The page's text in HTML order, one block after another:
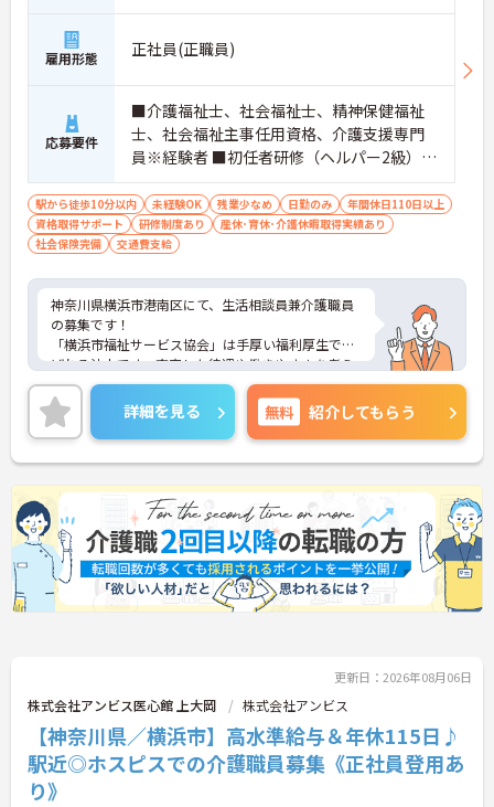
雇用形態 正社員(正職員)
応募要件
■介護福祉士、社会福祉士、精神保健福祉
士、社会福祉主事任用資格、介護支援専門
員※経験者 ■初任者研修（ヘルパー2級）お
よび実務者研修（ヘルパー1級）※介護保険
施設または通所系サービス事業所において
常勤で2年以上（勤務日数360日以上）
駅から徒歩10分以内 未経験OK 残業少なめ 日勤のみ
年間休日110日以上
資格取得サポート
研修制度あり
産休･育休･介護休暇取得実績あり
社会保険完備
交通費支給
神奈川県横浜市港南区にて、生活相談員兼介護職員
の募集です！
「横浜市福祉サービス協会」は手厚い福利厚生で選
ばれる法人です。充実した待遇や働きやすさを考え
た環境があり、定着率も高く、勤続年数10年以上の
社員が多数活躍しています。リフレッシュ休暇や1時
間単位の有給も職員がお互いに協力しあってこの制
度を活用しています。働きやすい環境を皆で作ろう
という文化がございます。
年間休日120日なのでお休みも多めに加え、残業少
なめなので、プライベートの時間もしっかり確保で
きます◎ご興味ある方には、面接対策ポイントな
ど、さらに詳細をお話しいたしますのでお気軽にご
相談ください！
詳細を見る 無料 紹介してもらう
更新日：2026年08月06日
株式会社アンビス医心館 上大岡 株式会社アンビス
【神奈川県／横浜市】高水準給与＆年休115日♪
駅近◎ホスピスでの介護職員募集《正社員登用あ
り》